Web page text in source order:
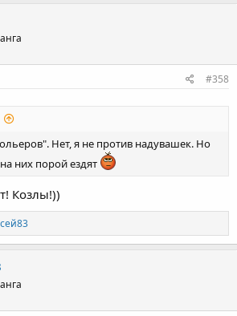
#358
Нет, я не против надувашек. Но
них порой ездят
Козлы!))